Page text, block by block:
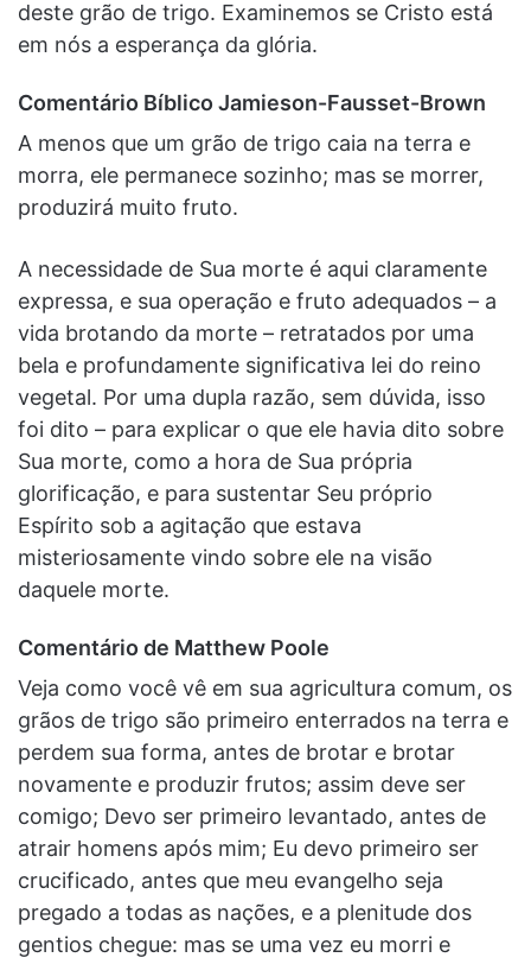
deste grão de trigo. Examinemos se Cristo está
em nós a esperança da glória.
Comentário Bíblico Jamieson-Fausset-Brown
A menos que um grão de trigo caia na terra e
morra, ele permanece sozinho; mas se morrer,
produzirá muito fruto.
A necessidade de Sua morte é aqui claramente
expressa, e sua operação e fruto adequados – a
vida brotando da morte – retratados por uma
bela e profundamente significativa lei do reino
vegetal. Por uma dupla razão, sem dúvida, isso
foi dito – para explicar o que ele havia dito sobre
Sua morte, como a hora de Sua própria
glorificação, e para sustentar Seu próprio
Espírito sob a agitação que estava
misteriosamente vindo sobre ele na visão
daquele morte.
Comentário de Matthew Poole
Veja como você vê em sua agricultura comum, os
grãos de trigo são primeiro enterrados na terra e
perdem sua forma, antes de brotar e brotar
novamente e produzir frutos; assim deve ser
comigo; Devo ser primeiro levantado, antes de
atrair homens após mim; Eu devo primeiro ser
crucificado, antes que meu evangelho seja
pregado a todas as nações, e a plenitude dos
gentios chegue: mas se uma vez eu morri e